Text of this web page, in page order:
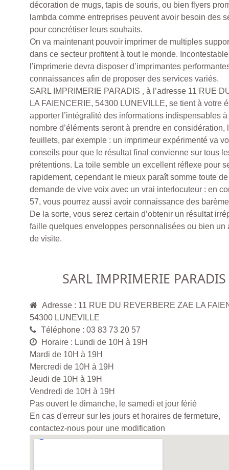
décoration de mugs, tapis de souris, ou bien flyers
lambda comme entreprises peuvent avoir besoin des
pour concrétiser leurs souhaits.
On va maintenant pouvoir imprimer de multiples
dans ce secteur profitent à tout le monde.
l’imprimerie devra disposer d’imprimantes
connaissances afin de proposer des services variés.
SARL IMPRIMERIE PARADIS , à l’adresse 11 RUE
LA FAIENCERIE, 54300 LUNEVILLE, se tient à votre
apporter l’intégralité des informations indispensables
nombre d’éléments seront à prendre en considération,
feuillets, par exemple : un imprimeur expérimenté va
conseils pour que le résultat final convienne sur tous
prétentions. La toile semble un excellent réflexe pour
rapidement, cependant le mieux paraît somme toute
demande de vive voix avec un vrai interlocuteur : en
57, vous pourrez aussi avoir connaissance des
De la sorte, vous serez certain d’obtenir un résultat
faille quelques enveloppes personnalisées ou bien un
de visite.
SARL IMPRIMERIE PARADIS
Adresse : 11 RUE DU REVERBERE ZAE LA
54300 LUNEVILLE
Téléphone : 03 83 73 20 57
Horaire : Lundi de 10H à 19H
Mardi de 10H à 19H
Mercredi de 10H à 19H
Jeudi de 10H à 19H
Vendredi de 10H à 19H
Pas ouvert le dimanche, le samedi et jour férié
En cas d'erreur sur les jours et horaires de fermeture,
contactez-nous pour une modification